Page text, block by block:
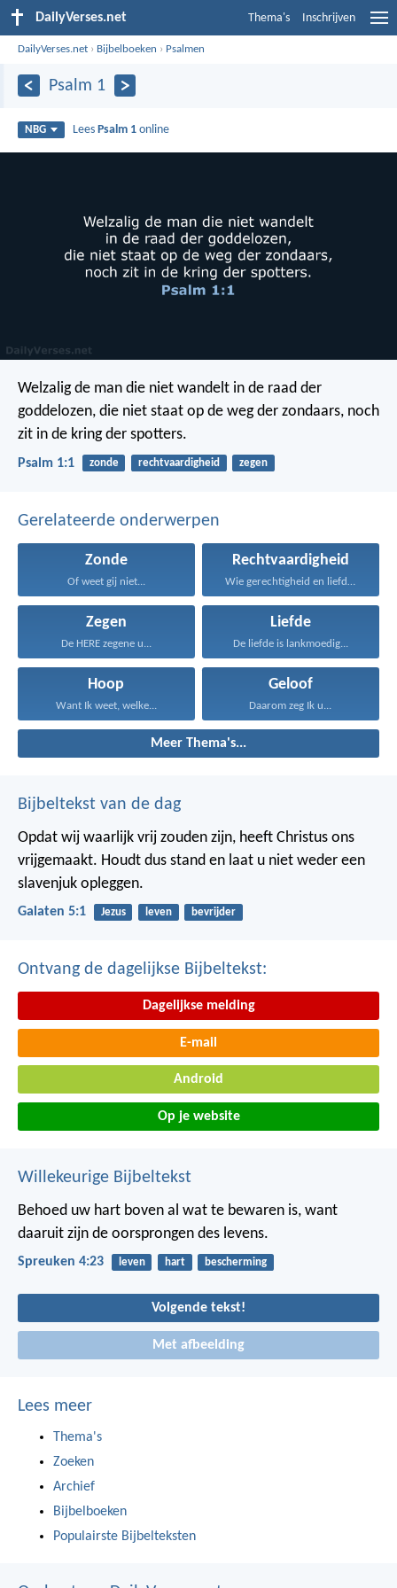
DailyVerses.net Thema's Inschrijven
DailyVerses.net › Bijbelboeken › Psalmen
Psalm 1
NBG Lees Psalm 1 online
Welzalig de man die niet wandelt in de raad der
goddelozen, die niet staat op de weg der zondaars, noch
zit in de kring der spotters.
Psalm 1:1 zonde rechtvaardigheid zegen
Gerelateerde onderwerpen
Zonde
Of weet gij niet...
Rechtvaardigheid
Wie gerechtigheid en liefde...
Zegen
De HERE zegene u...
Liefde
De liefde is lankmoedig...
Hoop
Want Ik weet, welke...
Geloof
Daarom zeg Ik u...
Meer Thema's...
Bijbeltekst van de dag
Opdat wij waarlijk vrij zouden zijn, heeft Christus ons
vrijgemaakt. Houdt dus stand en laat u niet weder een
slavenjuk opleggen.
Galaten 5:1 Jezus leven bevrijder
Ontvang de dagelijkse Bijbeltekst:
Dagelijkse melding
E-mail
Android
Op je website
Willekeurige Bijbeltekst
Behoed uw hart boven al wat te bewaren is, want
daaruit zijn de oorsprongen des levens.
Spreuken 4:23 leven hart bescherming
Volgende tekst!
Met afbeelding
Lees meer
Thema's
Zoeken
Archief
Bijbelboeken
Populairste Bijbelteksten